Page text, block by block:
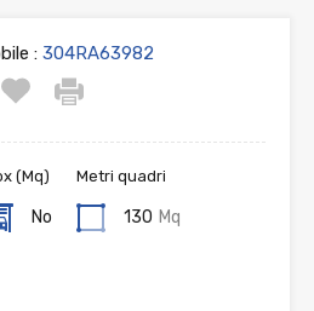
: 304RA63982
(Mq)
No
Metri quadri
130 Mq